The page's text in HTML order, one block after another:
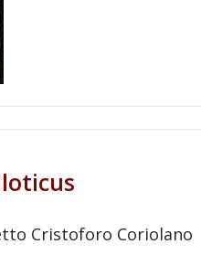
Cristoforo Coriolano